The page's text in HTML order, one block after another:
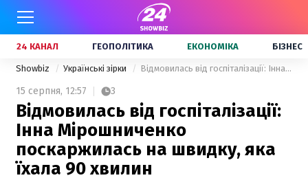
24 КАНАЛ ГЕОПОЛІТИКА ЕКОНОМІКА БІЗНЕС
Showbiz Українські зірки Відмовилась від госпіталізації: Інна Мірошниченко поскаржилась на швидку, яка їхала 90 хвилин
15 серпня, 12:57 3
Відмовилась від госпіталізації:
Інна Мірошниченко
поскаржилась на швидку, яка
їхала 90 хвилин